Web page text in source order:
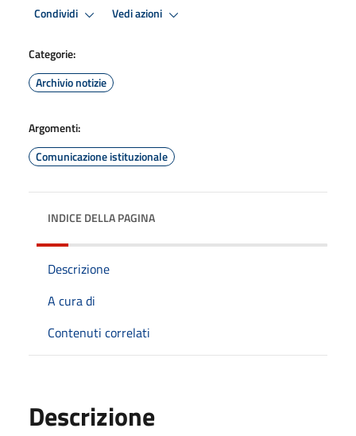
Condividi Vedi azioni
Categorie:
Archivio notizie
Argomenti:
Comunicazione istituzionale
INDICE DELLA PAGINA
Descrizione
A cura di
Contenuti correlati
Descrizione